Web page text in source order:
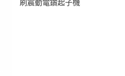
刷震動電鑽起子機